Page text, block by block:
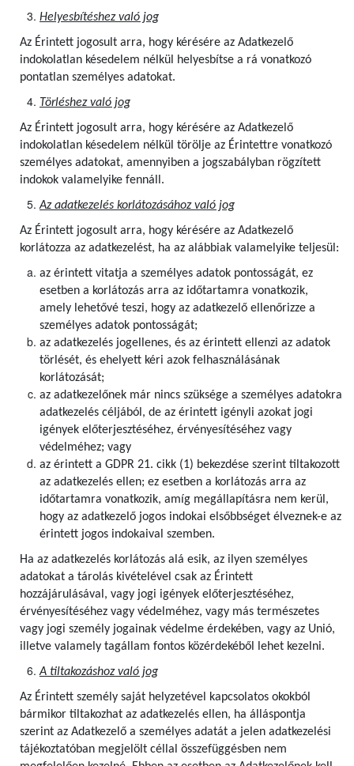
Helyesbítéshez való jog
Az Érintett jogosult arra, hogy kérésére az Adatkezelő
indokolatlan késedelem nélkül helyesbítse a rá vonatkozó
pontatlan személyes adatokat.
Törléshez való jog
Az Érintett jogosult arra, hogy kérésére az Adatkezelő
indokolatlan késedelem nélkül törölje az Érintettre vonatkozó
személyes adatokat, amennyiben a jogszabályban rögzített
indokok valamelyike fennáll.
Az adatkezelés korlátozásához való jog
Az Érintett jogosult arra, hogy kérésére az Adatkezelő
korlátozza az adatkezelést, ha az alábbiak valamelyike teljesül:
az érintett vitatja a személyes adatok pontosságát, ez
esetben a korlátozás arra az időtartamra vonatkozik,
amely lehetővé teszi, hogy az adatkezelő ellenőrizze a
személyes adatok pontosságát;
az adatkezelés jogellenes, és az érintett ellenzi az adatok
törlését, és ehelyett kéri azok felhasználásának
korlátozását;
az adatkezelőnek már nincs szüksége a személyes adatokra
adatkezelés céljából, de az érintett igényli azokat jogi
igények előterjesztéséhez, érvényesítéséhez vagy
védelméhez; vagy
az érintett a GDPR 21. cikk (1) bekezdése szerint tiltakozott
az adatkezelés ellen; ez esetben a korlátozás arra az
időtartamra vonatkozik, amíg megállapításra nem kerül,
hogy az adatkezelő jogos indokai elsőbbséget élveznek-e az
érintett jogos indokaival szemben.
Ha az adatkezelés korlátozás alá esik, az ilyen személyes
adatokat a tárolás kivételével csak az Érintett
hozzájárulásával, vagy jogi igények előterjesztéséhez,
érvényesítéséhez vagy védelméhez, vagy más természetes
vagy jogi személy jogainak védelme érdekében, vagy az Unió,
illetve valamely tagállam fontos közérdekéből lehet kezelni.
A tiltakozáshoz való jog
Az Érintett személy saját helyzetével kapcsolatos okokból
bármikor tiltakozhat az adatkezelés ellen, ha álláspontja
szerint az Adatkezelő a személyes adatát a jelen adatkezelési
tájékoztatóban megjelölt céllal összefüggésben nem